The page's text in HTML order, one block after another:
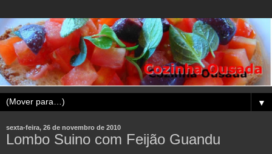
▼
sexta-feira, 26 de novembro de 2010
Lombo Suino com Feijão Guandu